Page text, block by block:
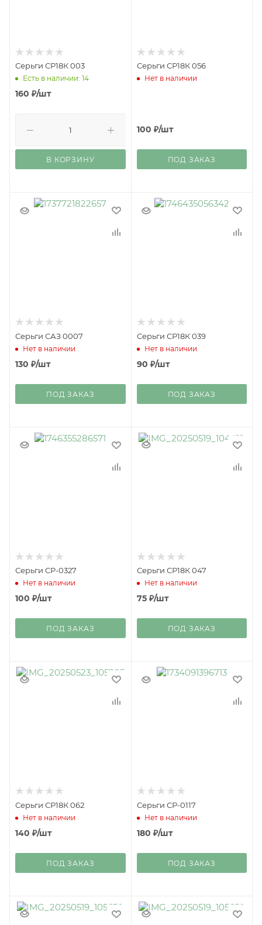
Серьги СР18К 003
Есть в наличии: 14
160 ₽/шт
В КОРЗИНУ
Серьги СР18К 056
Нет в наличии
100 ₽/шт
ПОД ЗАКАЗ
Серьги САЗ 0007
Нет в наличии
130 ₽/шт
ПОД ЗАКАЗ
Серьги СР18К 039
Нет в наличии
90 ₽/шт
ПОД ЗАКАЗ
Серьги СР-0327
Нет в наличии
100 ₽/шт
ПОД ЗАКАЗ
Серьги СР18К 047
Нет в наличии
75₽/шт
ПОД ЗАКАЗ
Серьги СР18К 062
Нет в наличии
140 ₽/шт
ПОД ЗАКАЗ
Серьги СР-0117
Нет в наличии
180 ₽/шт
ПОД ЗАКАЗ